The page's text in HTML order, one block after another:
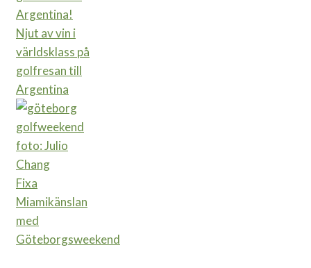
Njut av vin i
världsklass på
golfresan till
Argentina
Fixa
Miamikänslan
med
Göteborgsweekend